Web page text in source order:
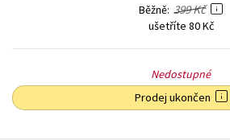
Běžně 399 Kč
ušetříte 80 Kč
Nedostupné
Prodej ukončen